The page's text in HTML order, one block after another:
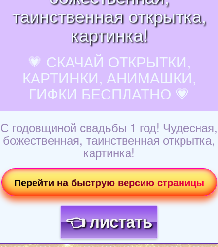
таинственная открытка,
картинка!
💗 СКАЧАЙ ОТКРЫТКИ,
КАРТИНКИ, АНИМАШКИ,
ГИФКИ БЕСПЛАТНО 💗
С годовщиной свадьбы 1 год! Чудесная,
божественная, таинственная открытка,
картинка!
Перейти на быструю версию страницы
👈 листать